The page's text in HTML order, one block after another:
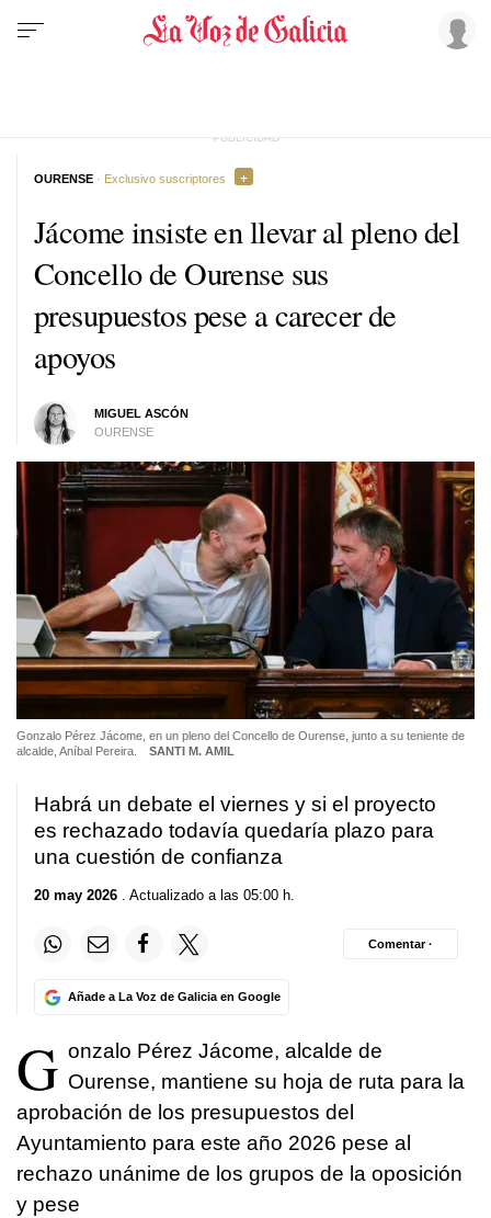
Jácome insiste en llevar al pleno del
Concello de Ourense sus
presupuestos pese a carecer de
apoyos
MIGUEL ASCÓN
OURENSE
OURENSE · Exclusivo suscriptores
Gonzalo Pérez Jácome, en un pleno del Concello de Ourense, junto a su teniente de
alcalde, Aníbal Pereira.
SANTI M. AMIL
Habrá un debate el viernes y si el proyecto
es rechazado todavía quedaría plazo para
una cuestión de confianza
20 may 2026 . Actualizado a las 05:00 h.
Añade a La Voz de Galicia en Google
Comentar ·
G onzalo Pérez Jácome, alcalde de
Ourense, mantiene su hoja de ruta para la
aprobación de los presupuestos del
Ayuntamiento para este año 2026 pese al
rechazo unánime de los grupos de la oposición
y pese